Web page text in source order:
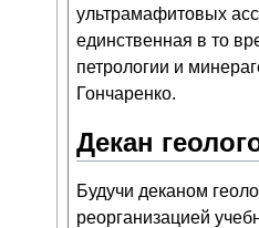
ультрамафитовых
единственная в то
петрологии и
Гончаренко.
Декан
Будучи деканом
реорганизацией